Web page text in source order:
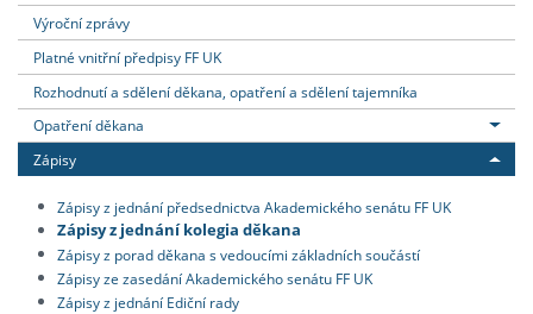
Výroční zprávy
Platné vnitřní předpisy FF UK
Rozhodnutí a sdělení děkana, opatření a sdělení tajemníka
Opatření děkana
Zápisy
Zápisy z jednání předsednictva Akademického senátu FF UK
Zápisy z jednání kolegia děkana
Zápisy z porad děkana s vedoucími základních součástí
Zápisy ze zasedání Akademického senátu FF UK
Zápisy z jednání Ediční rady